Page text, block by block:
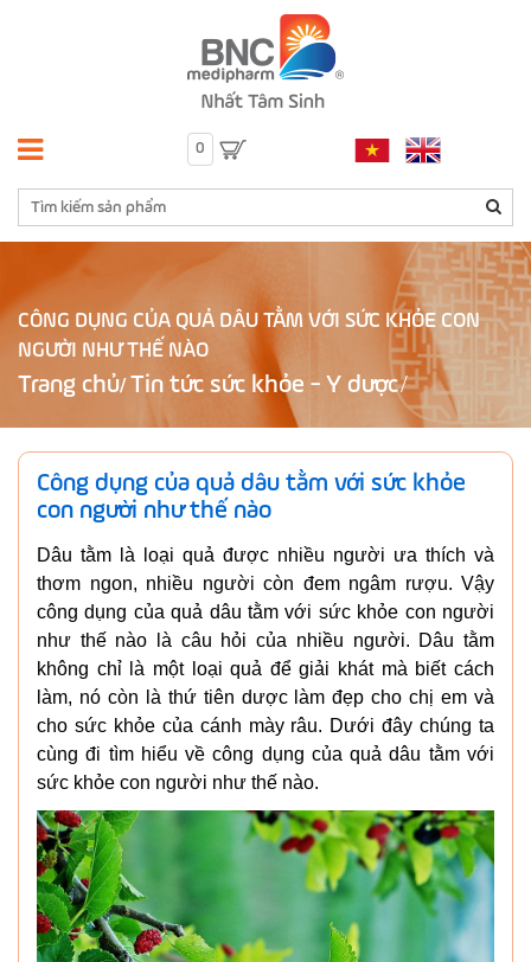
0
CÔNG DỤNG CỦA QUẢ DÂU TẰM VỚI SỨC KHỎE CON
NGƯỜI NHƯ THẾ NÀO
Trang chủ/ Tin tức sức khỏe - Y dược
Công dụng của quả dâu tằm với sức khỏe
con người như thế nào
Dâu tằm là loại quả được nhiều người ưa thích và
thơm ngon, nhiều người còn đem ngâm rượu. Vậy
công dụng của quả dâu tằm với sức khỏe con người
như thế nào là câu hỏi của nhiều người. Dâu tằm
không chỉ là một loại quả để giải khát mà biết cách
làm, nó còn là thứ tiên dược làm đẹp cho chị em và
cho sức khỏe của cánh mày râu. Dưới đây chúng ta
cùng đi tìm hiểu về công dụng của quả dâu tằm với
sức khỏe con người như thế nào.